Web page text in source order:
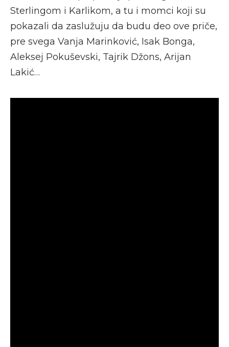
Sterlingom i Karlikom, a tu i momci koji su
pokazali da zaslužuju da budu deo ove priče,
pre svega Vanja Marinković, Isak Bonga,
Aleksej Pokuševski, Tajrik Džons, Arijan
Lakić…